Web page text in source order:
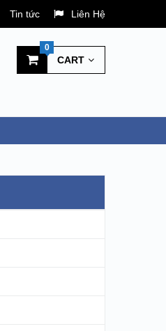
Tin tức Liên Hệ
CART
0